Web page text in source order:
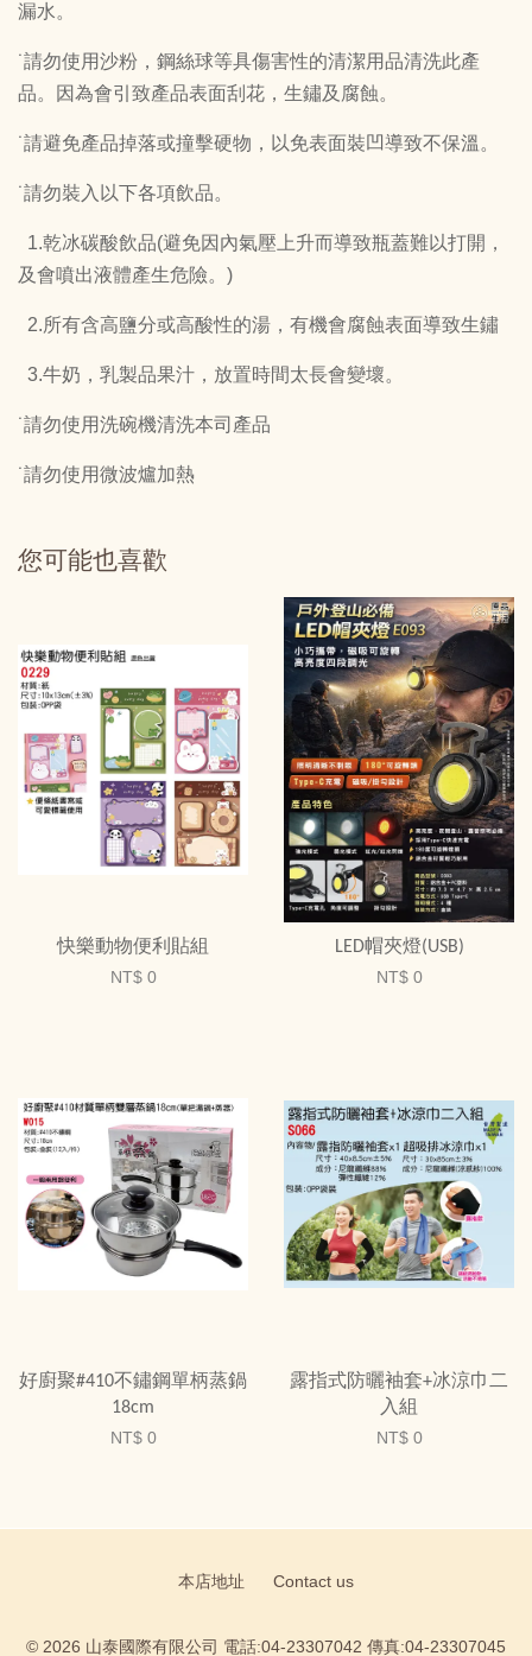
漏水。
˙請勿使用沙粉，鋼絲球等具傷害性的清潔用品清洗此產
品。因為會引致產品表面刮花，生鏽及腐蝕。
˙請避免產品掉落或撞擊硬物，以免表面裝凹導致不保溫。
˙請勿裝入以下各項飲品。
1.乾冰碳酸飲品(避免因內氣壓上升而導致瓶蓋難以打開，
及會噴出液體產生危險。)
2.所有含高鹽分或高酸性的湯，有機會腐蝕表面導致生鏽
3.牛奶，乳製品果汁，放置時間太長會變壞。
˙請勿使用洗碗機清洗本司產品
˙請勿使用微波爐加熱
您可能也喜歡
快樂動物便利貼組
NT$ 0
LED帽夾燈(USB)
NT$ 0
好廚聚#410不鏽鋼單柄蒸鍋
18cm
NT$ 0
露指式防曬袖套+冰涼巾二
入組
NT$ 0
本店地址 Contact us
© 2026 山泰國際有限公司 電話:04-23307042 傳真:04-23307045